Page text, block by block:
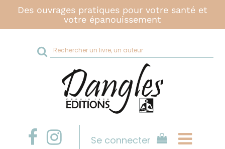
Des ouvrages pratiques pour votre santé et
votre épanouissement
Rechercher
sur
site
Se connecter